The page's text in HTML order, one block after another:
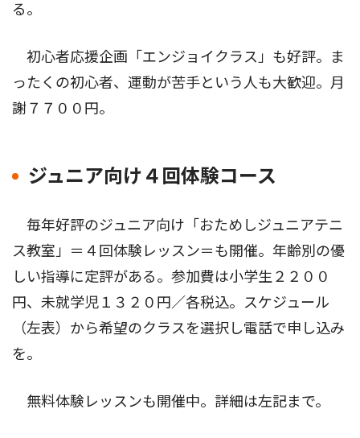
る。
初心者応援企画「エンジョイクラス」も好評。ま
ったくの初心者、運動が苦手という人も大歓迎。月
謝７７００円。
ジュニア向け４回体験コース
毎年好評のジュニア向け「おためしジュニアテニ
ス教室」＝４回体験レッスン＝も開催。年齢別の優
しい指導に定評がある。参加費は小学生２２００
円、未就学児１３２０円／各税込。スケジュール
（左表）から希望のクラスを選択し電話で申し込み
を。
無料体験レッスンも開催中。詳細は左記まで。